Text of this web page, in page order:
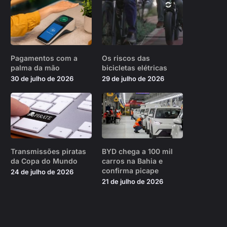
Pagamentos com a
palma da mão
30 de julho de 2026
Os riscos das
bicicletas elétricas
29 de julho de 2026
Transmissões piratas
da Copa do Mundo
24 de julho de 2026
BYD chega a 100 mil
carros na Bahia e
confirma picape
21 de julho de 2026